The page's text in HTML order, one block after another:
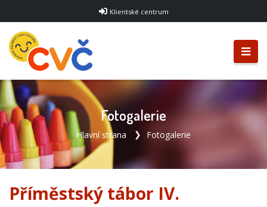
Klientské centrum
Fotogalerie
Hlavní strana Fotogalerie
Příměstský tábor IV.